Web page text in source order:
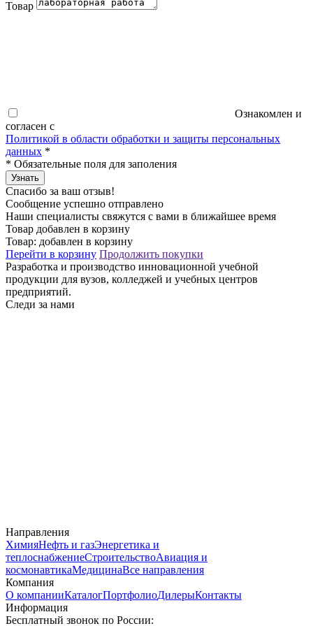
Товар
Ознакомлен и
согласен с
Политикой в области обработки и защиты персональных
данных *
* Обязательные поля для заполения
Узнать
Спасибо за ваш отзыв!
Сообщение успешно отправлено
Наши специалисты свяжутся с вами в ближайшее время
Товар добавлен в корзину
Товар: добавлен в корзину
Перейти в корзину Продолжить покупки
Разработка и производство инновационной учебной
продукции для вузов, колледжей и учебных центров
предприятий.
Следи за нами
Направления
ХимияНефть и газЭнергетика и
теплоснабжениеСтроительствоАвиация и
космонавтикаМедицинаВсе направления
Компания
О компанииКаталогПортфолиоДилерыКонтакты
Информация
Бесплатный звонок по России: